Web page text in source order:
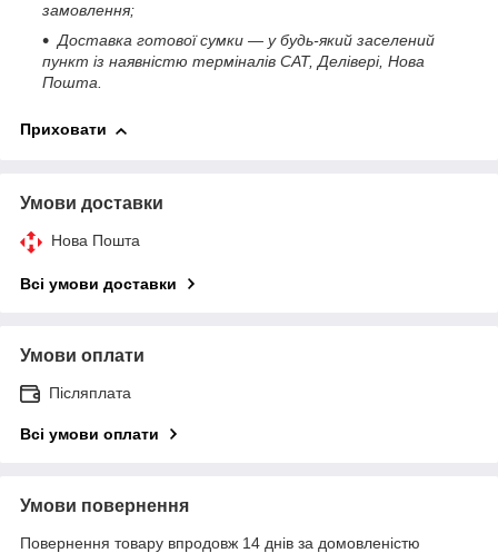
замовлення;
Доставка готової сумки — у будь-який заселений
пункт із наявністю терміналів САТ, Делівері, Нова
Пошта.
Приховати
Умови доставки
Нова Пошта
Всі умови доставки
Умови оплати
Післяплата
Всі умови оплати
Умови повернення
Повернення товару впродовж 14 днів за домовленістю